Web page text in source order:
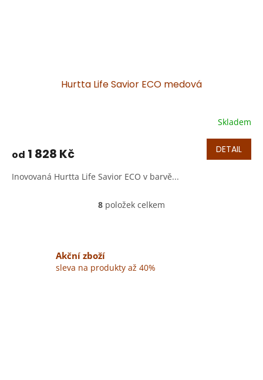
Hurtta Life Savior ECO medová
Skladem
od 1 828 Kč DETAIL
Inovovaná Hurtta Life Savior ECO v barvě...
O
a
8 položek celkem
Akční zboží
sleva na produkty až 40%